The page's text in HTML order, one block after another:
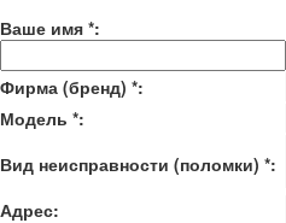
Ваше имя *:
Фирма (бренд) *:
Модель *:
Вид неисправности (поломки) *:
Адрес: